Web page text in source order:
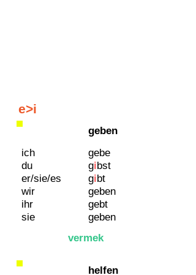
e>i
geben
ich
du
er/sie/es
wir
ihr
sie
gebe
gibst
gibt
geben
gebt
geben
vermek
helfen